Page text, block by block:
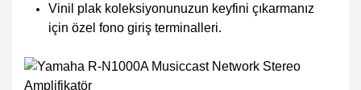
Vinil plak koleksiyonunuzun keyfini çıkarmanız
için özel fono giriş terminalleri.